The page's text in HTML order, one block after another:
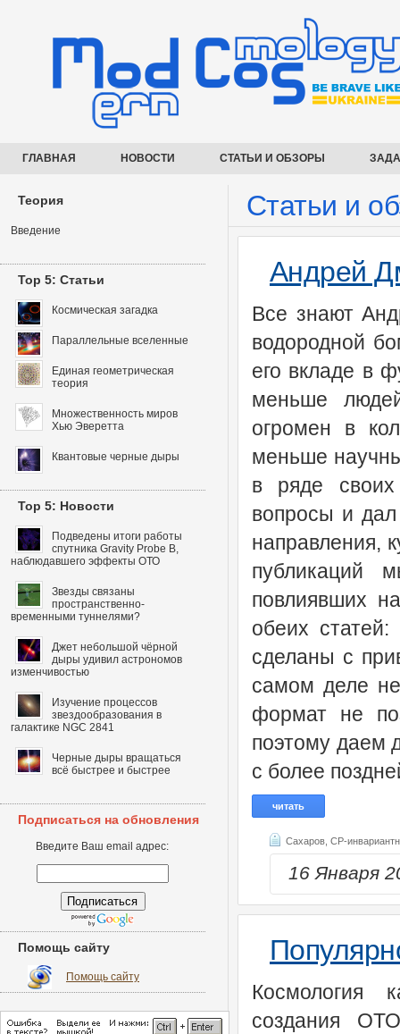
ГЛАВНАЯ НОВОСТИ СТАТЬИ И ОБЗОРЫ
Статьи и
Андрей
Все знают
водородной
его вкладе в
меньше
огромен в
меньше
в ряде
вопросы и дал
направления,
публикаций
повлиявших
обеих
сделаны с
самом деле
формат не
поэтому даем
с более
читать
Сахаров, СР-
16 Января
Космология
создания
Теория
Введение
Top 5: Статьи
Космическая загадка
Параллельные вселенные
Единая геометрическая
теория
Множественность миров
Хью Эверетта
Квантовые черные дыры
Top 5: Новости
Подведены итоги работы
спутника Gravity Probe B,
наблюдавшего эффекты ОТО
Звезды связаны
пространственно-
временными туннелями?
Джет небольшой чёрной
дыры удивил астрономов
изменчивостью
Изучение процессов
звездообразования в
галактике NGC 2841
Черные дыры вращаться
всё быстрее и быстрее
Подписаться на обновления
Введите Ваш email адрес:
Помощь сайту
Помощь сайту